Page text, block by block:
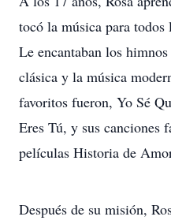
tocó la música para
Le encantaban los
clásica y la música
favoritos fueron, Yo Sé
Eres Tú, y sus canciones
películas Historia de
Después de su misión,